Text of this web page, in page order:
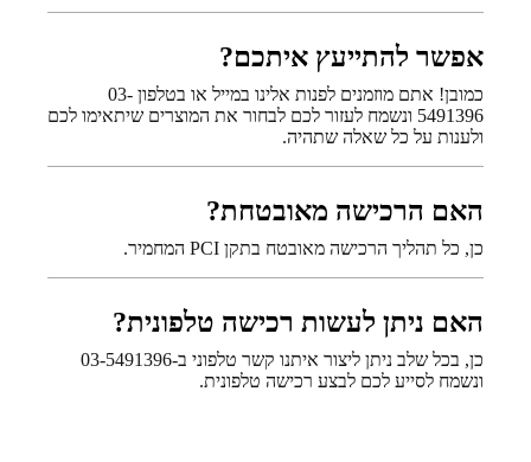
אפשר להתייעץ איתכם?
כמובן! אתם מוזמנים לפנות אלינו במייל או בטלפון 03-
5491396 ונשמח לעזור לכם לבחור את המוצרים שיתאימו לכם
ולענות על כל שאלה שתהיה.
האם הרכישה מאובטחת?
כן, כל תהליך הרכישה מאובטח בתקן PCI המחמיר.
האם ניתן לעשות רכישה טלפונית?
כן, בכל שלב ניתן ליצור איתנו קשר טלפוני ב-03-5491396
ונשמח לסייע לכם לבצע רכישה טלפונית.